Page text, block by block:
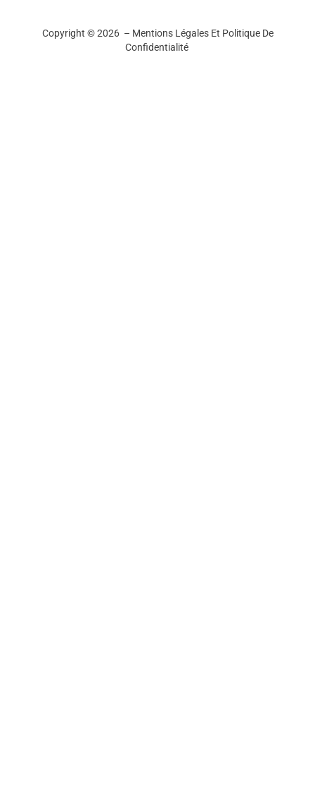
Copyright © 2026 – Mentions Légales Et Politique De
Confidentialité